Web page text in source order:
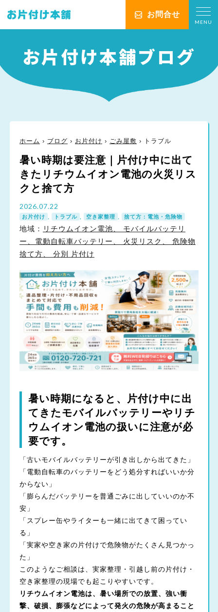
お問合せ
MENU
お片付け本舗ブログ
ホーム › ブログ › お片付け › ごみ屋敷 › トラブル
暑い時期は要注意｜片付け中に出て
きたリチウムイオン電池の火災リス
クと捨て方
2026.07.22
お片付け トラブル 空き家整理 捨て方：電池・危険物
地域：
リチウムイオン電池、 モバイルバッテリ
ー、電動自転車バッテリー、 火災リスク、 危険物
捨て方、 分別 片付け
暑い時期になると、片付け中に出
てきたモバイルバッテリーやリチ
ウムイオン電池の扱いに注意が必
要です。
「古いモバイルバッテリーが引き出しから出てきた」
「電動自転車のバッテリーをどう処分すればいいか分
からない」
「膨らんだバッテリーを普通ごみに出していいのか不
安」
「スプレー缶やライターも一緒に出てきて困ってい
る」
「実家や空き家の片付けで危険物がたくさん見つかっ
た」
このようなご相談は、実家整理・引越し前の片付け・
空き家整理の現場でも起こりやすいです。
リチウムイオン電池は、暑い場所での放置、強い衝
撃、破損、膨張などによって発火の危険が高まること